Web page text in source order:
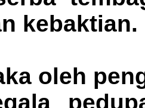
kebaktian.
oleh